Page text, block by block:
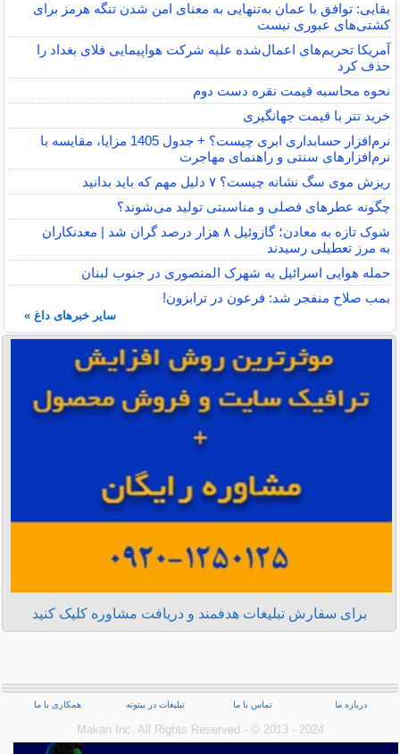
بقایی: توافق با عمان به‌تنهایی به معنای امن شدن تنگه هرمز برای
کشتی‌های عبوری نیست
آمریکا تحریم‌های اعمال‌شده علیه شرکت هواپیمایی فلای بغداد را
حذف کرد
نحوه محاسبه قیمت نقره دست دوم
خرید تتر با قیمت جهانگیری
نرم‌افزار حسابداری ابری چیست؟ + جدول 1405 مزایا، مقایسه با
نرم‌افزارهای سنتی و راهنمای مهاجرت
ریزش موی سگ نشانه چیست؟ ۷ دلیل مهم که باید بدانید
چگونه عطرهای فصلی و مناسبتی تولید می‌شوند؟
شوک تازه به معادن؛ گازوئیل ۸ هزار درصد گران شد | معدنکاران
به مرز تعطیلی رسیدند
حمله هوایی اسرائیل به شهرک المنصوری در جنوب لبنان
بمب صلاح منفجر شد: فرعون در ترابزون!
سایر خبرهای داغ »
برای سفارش تبلیغات هدفمند و دریافت مشاوره کلیک کنید
درباره ما تماس با ما تبلیغات در بیتوته همکاری با ما
Makan Inc.‎ All Rights Reserved - © 2013 - 2024